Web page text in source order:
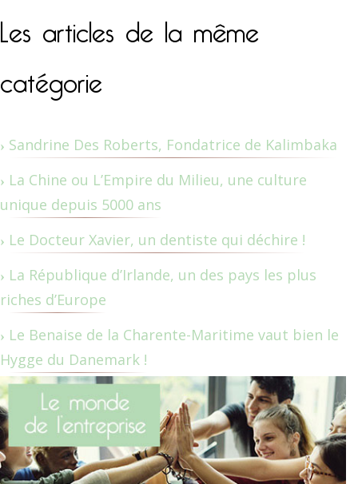
Les articles de la même
catégorie
Sandrine Des Roberts, Fondatrice de Kalimbaka
La Chine ou L’Empire du Milieu, une culture
unique depuis 5000 ans
Le Docteur Xavier, un dentiste qui déchire !
La République d’Irlande, un des pays les plus
riches d’Europe
Le Benaise de la Charente-Maritime vaut bien le
Hygge du Danemark !